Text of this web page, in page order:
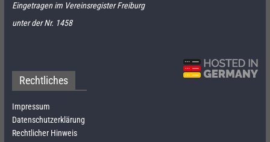
Eingetragen im Vereinsregister Freiburg
unter der Nr. 1458
Rechtliches
Impressum
Datenschutzerklärung
Rechtlicher Hinweis